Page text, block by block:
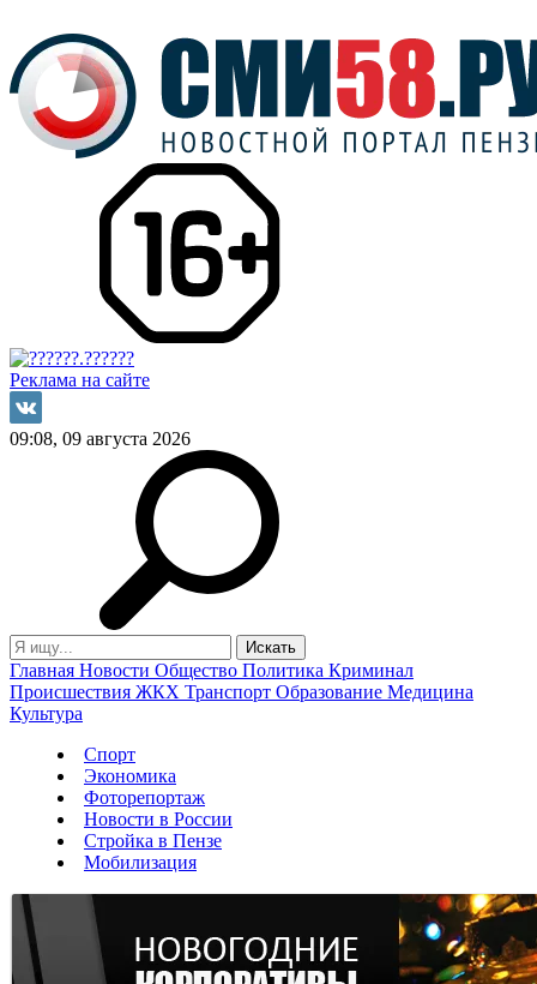
Реклама на сайте
09:08, 09 августа 2026
Главная Новости Общество Политика Криминал
Происшествия ЖКХ Транспорт Образование Медицина
Культура
Спорт
Экономика
Фоторепортаж
Новости в России
Стройка в Пензе
Мобилизация